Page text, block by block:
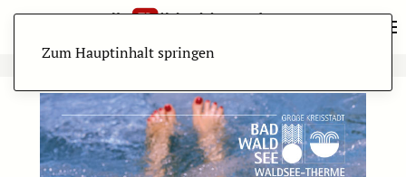
Zum Hauptinhalt springen